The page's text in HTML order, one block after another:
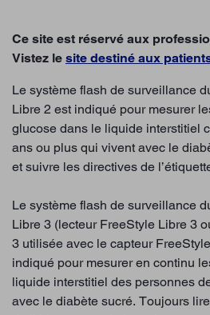
Ce site est réservé aux
Vistez le site destiné aux
Le système flash de surveillance
Libre 2 est indiqué pour mesurer
glucose dans le liquide interstitiel
ans ou plus qui vivent avec le
et suivre les directives de
Le système flash de surveillance
Libre 3 (lecteur FreeStyle Libre 3
3 utilisée avec le capteur
indiqué pour mesurer en continu
liquide interstitiel des personnes
avec le diabète sucré. Toujours